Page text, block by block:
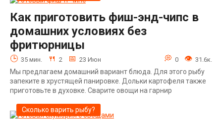
Как приготовить фиш-энд-чипс в
домашних условиях без
фритюрницы
35 мин. 2 23 Июн 0 31.6к.
Мы предлагаем домашний вариант блюда. Для этого рыбу
запеките в хрустящей панировке. Дольки картофеля также
приготовьте в духовке. Сварите овощи на гарнир
Сколько варить рыбу?